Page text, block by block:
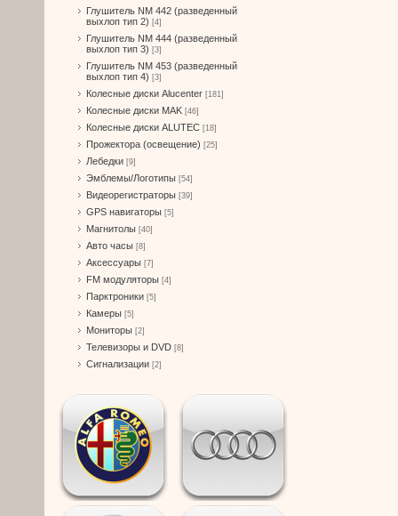
Глушитель NM 442 (разведенный
выхлоп тип 2) [4]
Глушитель NM 444 (разведенный
выхлоп тип 3) [3]
Глушитель NM 453 (разведенный
выхлоп тип 4) [3]
Колесные диски Alucenter [181]
Колесные диски MAK [46]
Колесные диски ALUTEC [18]
Прожектора (освещение) [25]
Лебедки [9]
Эмблемы/Логотипы [54]
Видеорегистраторы [39]
GPS навигаторы [5]
Магнитолы [40]
Авто часы [8]
Аксессуары [7]
FM модуляторы [4]
Парктроники [5]
Камеры [5]
Мониторы [2]
Телевизоры и DVD [8]
Сигнализации [2]